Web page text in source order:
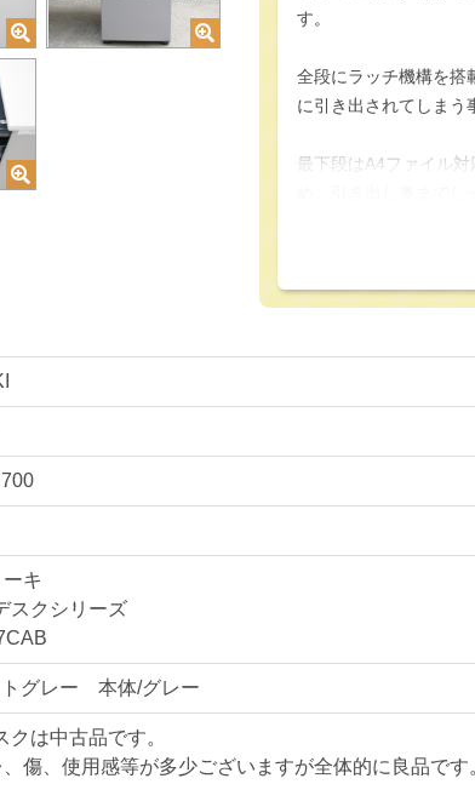
す。
全段にラッチ機構を搭
に引き出されてしまう
最下段はA4ファイル
セスを容易にしてくれ
デスク天板下にはセン
■L脚タイプ
■オールロック錠
キ
スクシリーズ
トグレー 本体/グレー
クは中古品です。
傷、使用感等が多少ございますが全体的に良品です